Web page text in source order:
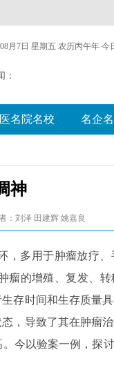
月7日 星期五 农历丙午年 今
：
名院名校 名企
神
：刘泽 田建辉 姚嘉良
，多用于肿瘤放疗
瘤的增殖、复发、
存时间和生存质量
，导致了其在肿瘤
今以验案一例，探